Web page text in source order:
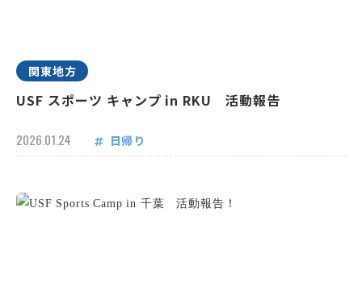
関東地方
USF スポーツ キャンプ in RKU 活動報告
2026.01.24 日帰り